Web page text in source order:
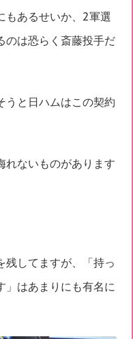
もあるせいか、2軍選
のは恐らく斎藤投手だ
うと日ハムはこの契約
れないものがあります
残してますが、「持っ
」はあまりにも有名に